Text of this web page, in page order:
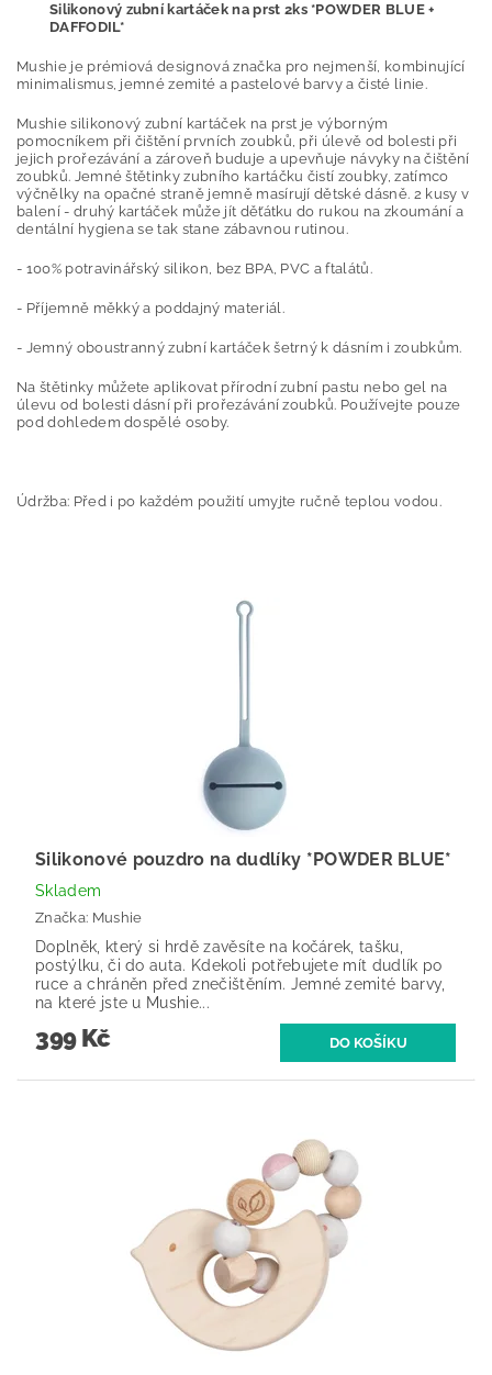
Silikonový zubní kartáček na prst 2ks *POWDER BLUE +
DAFFODIL*
Mushie je prémiová designová značka pro nejmenší, kombinující
minimalismus, jemné zemité a pastelové barvy a čisté linie.
Mushie silikonový zubní kartáček na prst je výborným
pomocníkem při čištění prvních zoubků, při úlevě od bolesti při
jejich prořezávání a zároveň buduje a upevňuje návyky na čištění
zoubků. Jemné štětinky zubního kartáčku čistí zoubky, zatímco
výčnělky na opačné straně jemně masírují dětské dásně. 2 kusy v
balení - druhý kartáček může jít děťátku do rukou na zkoumání a
dentální hygiena se tak stane zábavnou rutinou.
- 100% potravinářský silikon, bez BPA, PVC a ftalátů.
- Příjemně měkký a poddajný materiál.
- Jemný oboustranný zubní kartáček šetrný k dásním i zoubkům.
Na štětinky můžete aplikovat přírodní zubní pastu nebo gel na
úlevu od bolesti dásní při prořezávání zoubků. Používejte pouze
pod dohledem dospělé osoby.
Údržba: Před i po každém použití umyjte ručně teplou vodou.
Silikonové pouzdro na dudlíky *POWDER BLUE*
Skladem
Značka: Mushie
Doplněk, který si hrdě zavěsíte na kočárek, tašku,
postýlku, či do auta. Kdekoli potřebujete mít dudlík po
ruce a chráněn před znečištěním. Jemné zemité barvy,
na které jste u Mushie...
399 Kč